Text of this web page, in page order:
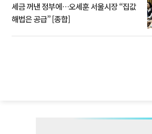
세금 꺼낸 정부에…오세훈 서울시장 “집값
해법은 공급” [종합]